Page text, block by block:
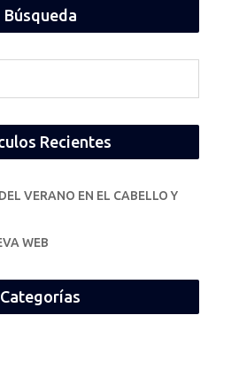
Búsqueda
Recientes
VERANO EN EL CABELLO Y
WEB
Categorías